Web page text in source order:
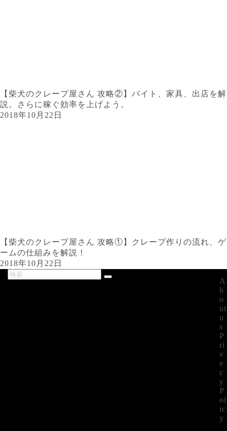
【柴犬のクレープ屋さん 攻略②】バイト、家具、出店を解
説。さらに稼ぐ効率を上げよう。
2018年10月22日
【柴犬のクレープ屋さん 攻略①】クレープ作りの流れ、ゲ
ームの仕組みを解説！
2018年10月22日
A
b
o
ut
u
s
P
ri
v
e
c
y
P
ol
ic
y